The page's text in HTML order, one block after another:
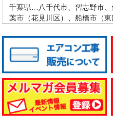
千葉県…八千代市、習志野市
葉市（花見川区）、船橋市（東